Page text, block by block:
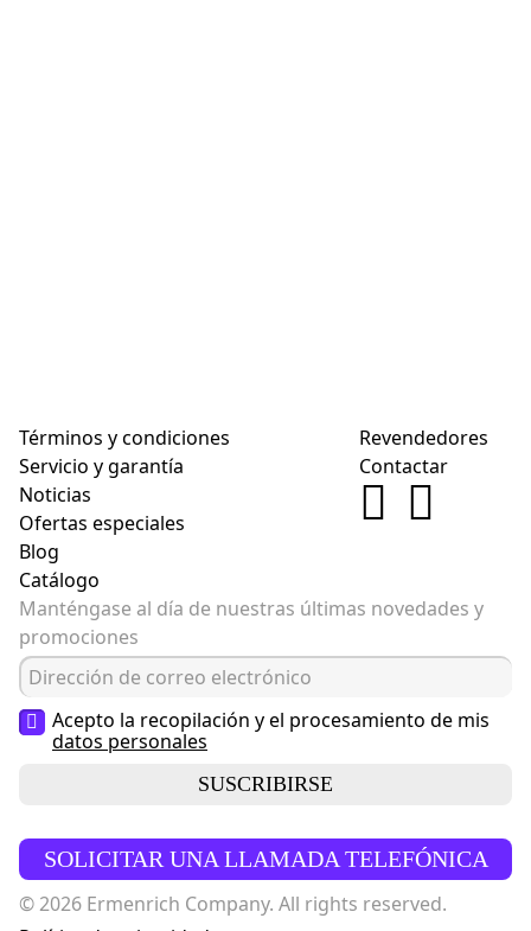
Términos y condiciones
Servicio y garantía
Noticias
Ofertas especiales
Blog
Catálogo
Revendedores
Contactar
Manténgase al día de nuestras últimas novedades y
promociones
Acepto la recopilación y el procesamiento de mis
datos personales
SUSCRIBIRSE
SOLICITAR UNA LLAMADA TELEFÓNICA
© 2026 Ermenrich Company. All rights reserved.